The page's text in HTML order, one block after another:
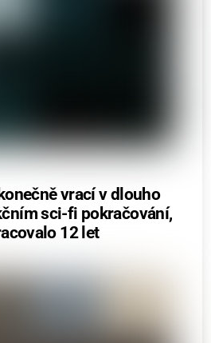
vrací v dlouho
sci-fi pokračování,
12 let